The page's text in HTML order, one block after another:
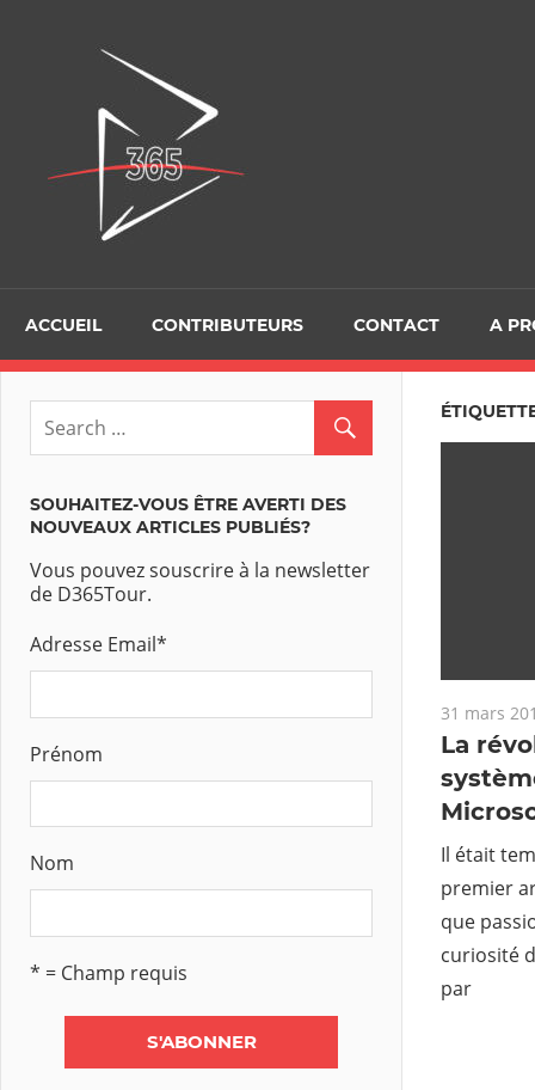
ACCUEIL CONTRIBUTEURS CONTACT A
31 mars
La
Il était
premier
que
curiosité
par
SOUHAITEZ-VOUS ÊTRE AVERTI DES
NOUVEAUX ARTICLES PUBLIÉS?
Vous pouvez souscrire à la newsletter
de D365Tour.
Adresse Email*
Prénom
Nom
* = Champ requis